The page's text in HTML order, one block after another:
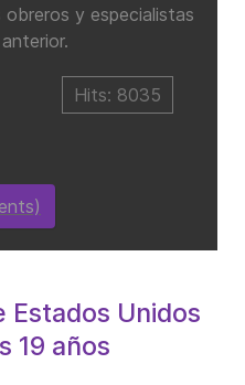
obreros y especialistas
Hits: 8035
Estados Unidos
19 años